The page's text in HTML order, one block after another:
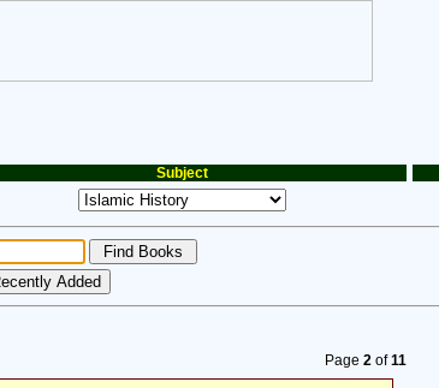
Subject
Page 2of11